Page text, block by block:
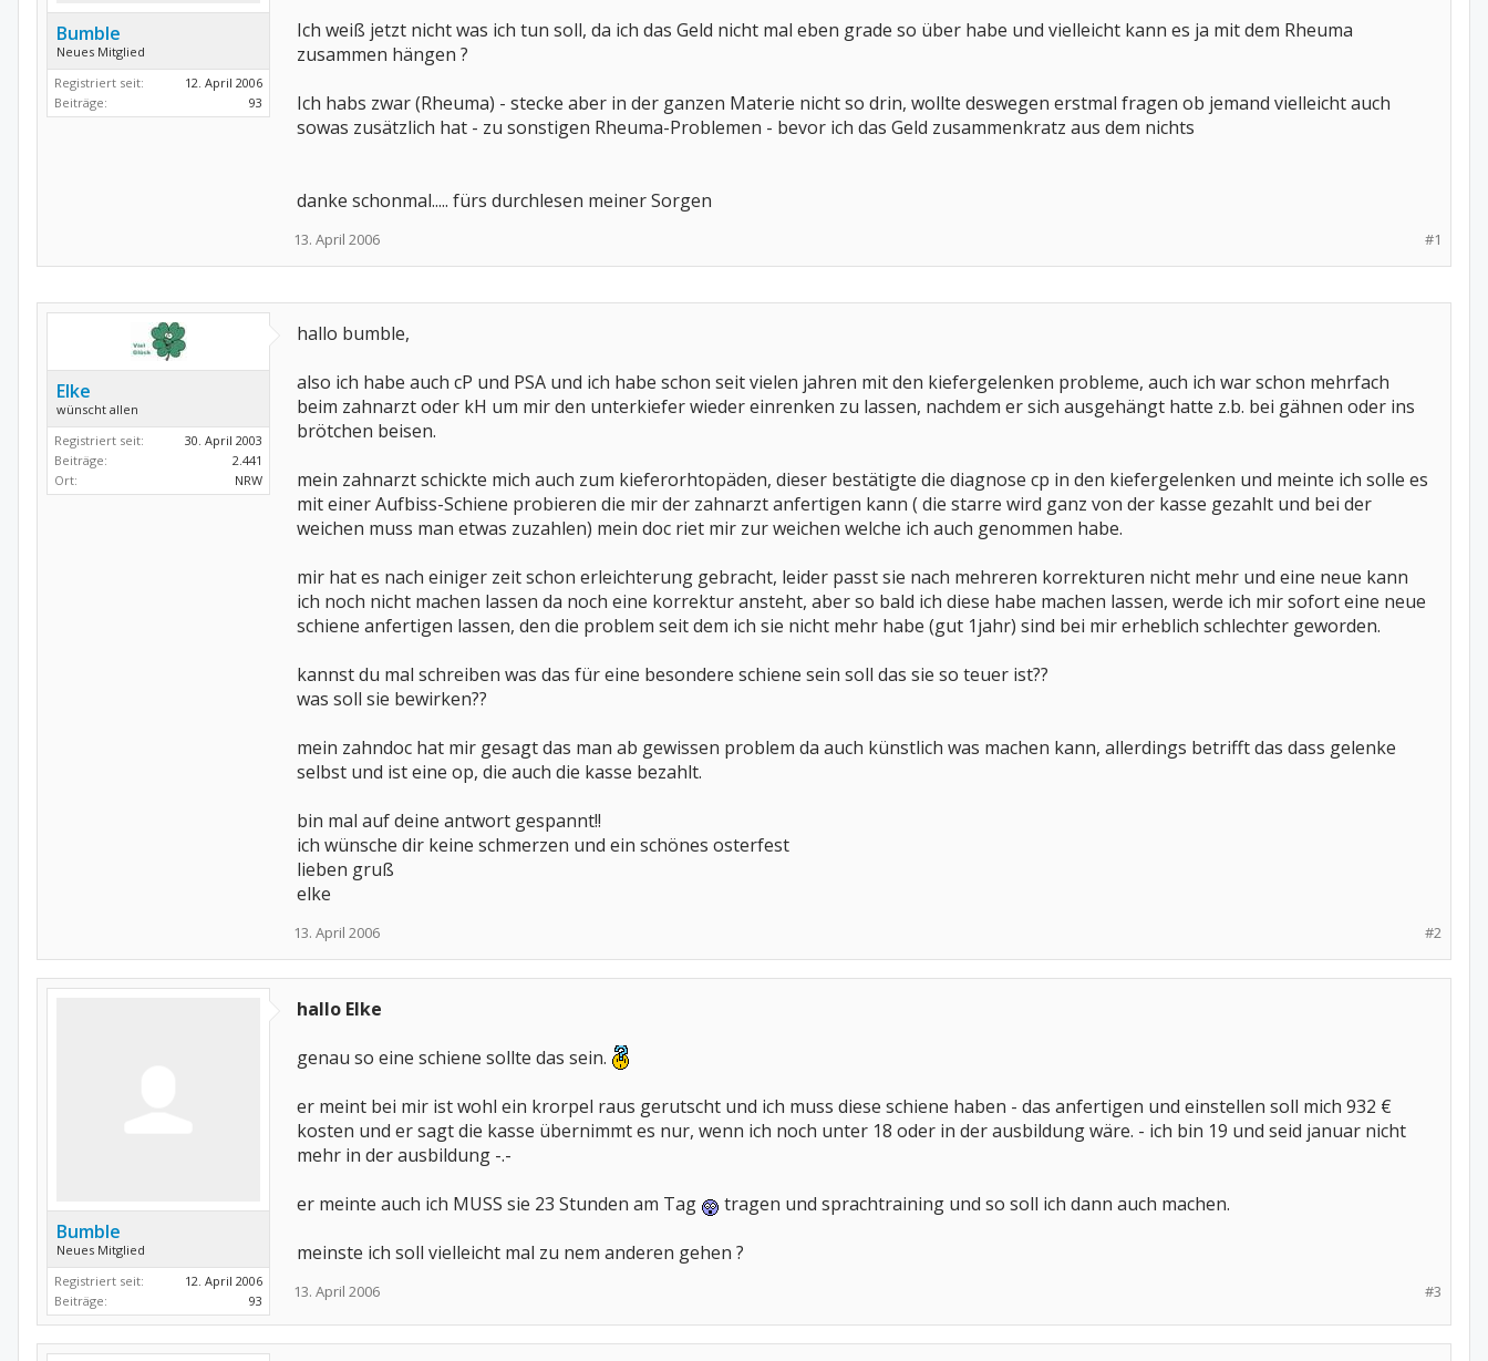
Bumble
Neues Mitglied
Registriert seit:
12. April 2006
Beiträge:
93
Ich weiß jetzt nicht was ich tun soll, da ich das Geld nicht mal eben grade so über habe und vielleicht kann es ja mit dem Rheuma
zusammen hängen ?
Ich habs zwar (Rheuma) - stecke aber in der ganzen Materie nicht so drin, wollte deswegen erstmal fragen ob jemand vielleicht auch
sowas zusätzlich hat - zu sonstigen Rheuma-Problemen - bevor ich das Geld zusammenkratz aus dem nichts
danke schonmal..... fürs durchlesen meiner Sorgen
#1
13. April 2006
Elke
wünscht allen
Registriert seit:
30. April 2003
Beiträge:
2.441
Ort:
NRW
hallo bumble,
also ich habe auch cP und PSA und ich habe schon seit vielen jahren mit den kiefergelenken probleme, auch ich war schon mehrfach
beim zahnarzt oder kH um mir den unterkiefer wieder einrenken zu lassen, nachdem er sich ausgehängt hatte z.b. bei gähnen oder ins
brötchen beisen.
mein zahnarzt schickte mich auch zum kieferorhtopäden, dieser bestätigte die diagnose cp in den kiefergelenken und meinte ich solle es
mit einer Aufbiss-Schiene probieren die mir der zahnarzt anfertigen kann ( die starre wird ganz von der kasse gezahlt und bei der
weichen muss man etwas zuzahlen) mein doc riet mir zur weichen welche ich auch genommen habe.
mir hat es nach einiger zeit schon erleichterung gebracht, leider passt sie nach mehreren korrekturen nicht mehr und eine neue kann
ich noch nicht machen lassen da noch eine korrektur ansteht, aber so bald ich diese habe machen lassen, werde ich mir sofort eine neue
schiene anfertigen lassen, den die problem seit dem ich sie nicht mehr habe (gut 1jahr) sind bei mir erheblich schlechter geworden.
kannst du mal schreiben was das für eine besondere schiene sein soll das sie so teuer ist??
was soll sie bewirken??
mein zahndoc hat mir gesagt das man ab gewissen problem da auch künstlich was machen kann, allerdings betrifft das dass gelenke
selbst und ist eine op, die auch die kasse bezahlt.
bin mal auf deine antwort gespannt!!
ich wünsche dir keine schmerzen und ein schönes osterfest
lieben gruß
elke
#2
13. April 2006
Bumble
Neues Mitglied
Registriert seit:
12. April 2006
Beiträge:
93
hallo Elke
genau so eine schiene sollte das sein.
er meint bei mir ist wohl ein krorpel raus gerutscht und ich muss diese schiene haben - das anfertigen und einstellen soll mich 932 €
kosten und er sagt die kasse übernimmt es nur, wenn ich noch unter 18 oder in der ausbildung wäre. - ich bin 19 und seid januar nicht
mehr in der ausbildung -.-
er meinte auch ich MUSS sie 23 Stunden am Tag
tragen und sprachtraining und so soll ich dann auch machen.
meinste ich soll vielleicht mal zu nem anderen gehen ?
#3
13. April 2006